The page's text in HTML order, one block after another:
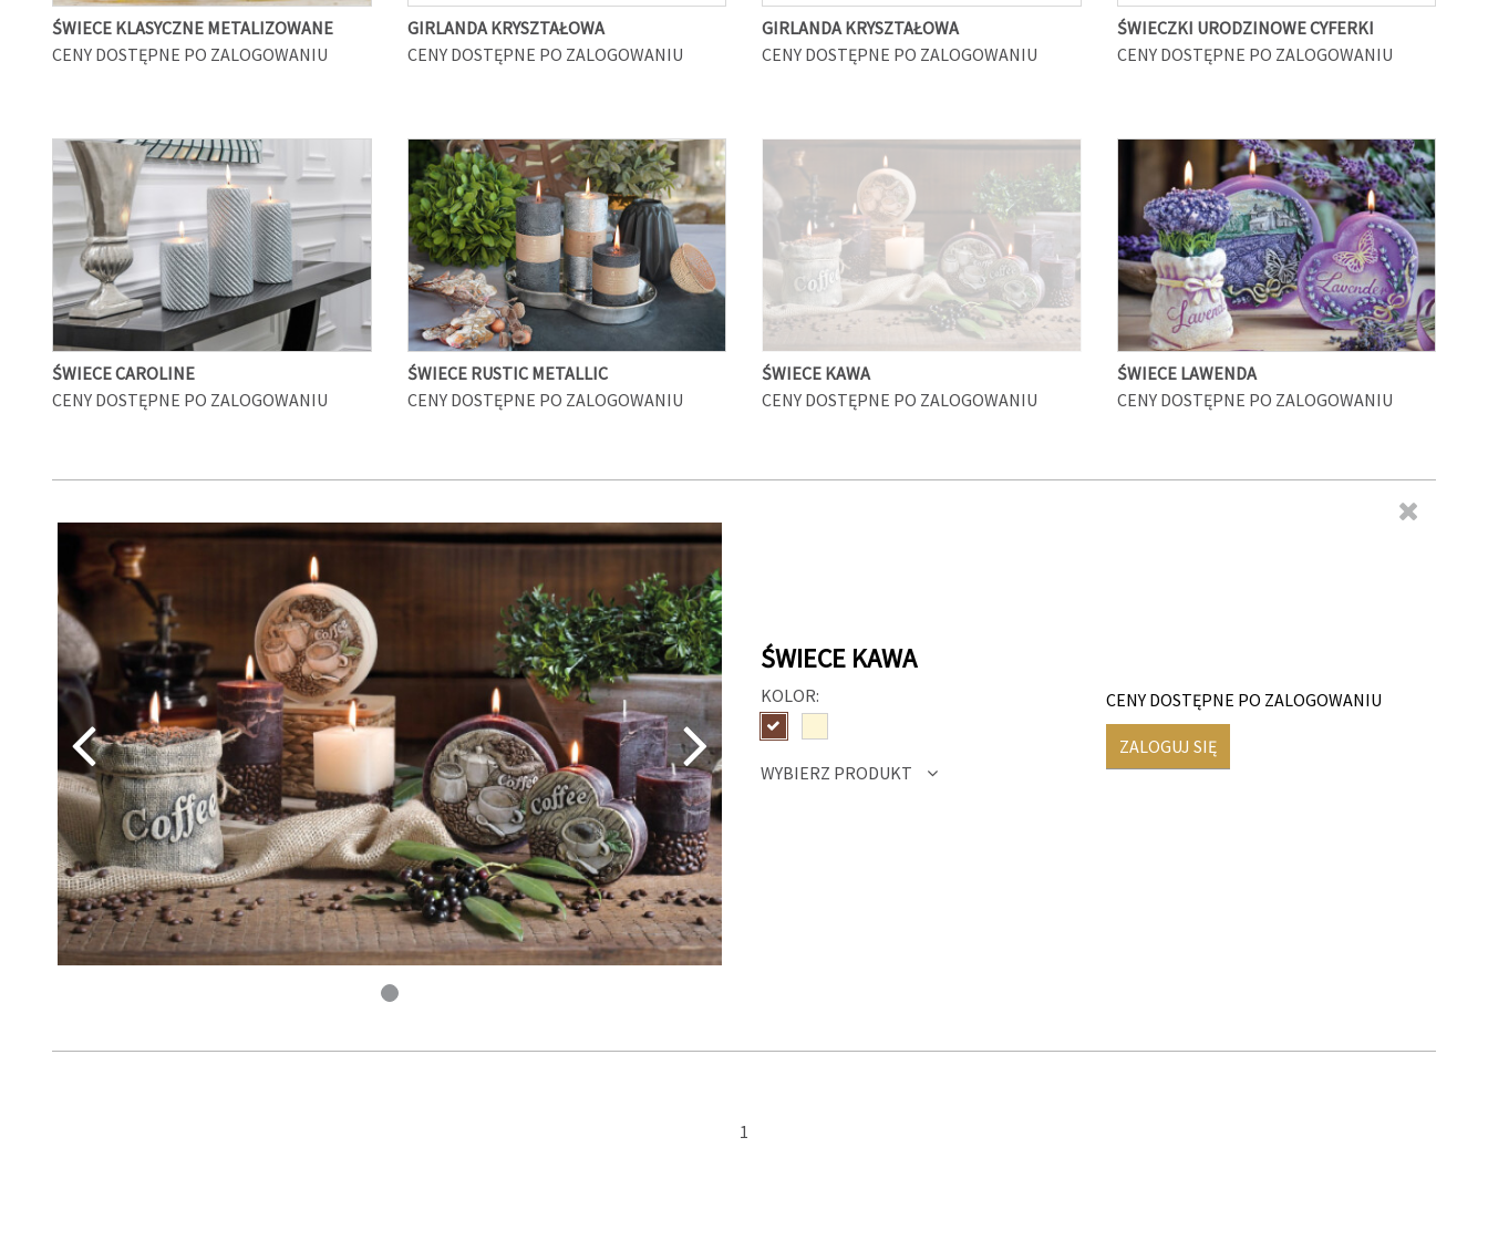
ŚWIECE KLASYCZNE METALIZOWANE
CENY DOSTĘPNE PO ZALOGOWANIU
GIRLANDA KRYSZTAŁOWA
CENY DOSTĘPNE PO ZALOGOWANIU
GIRLANDA KRYSZTAŁOWA
CENY DOSTĘPNE PO ZALOGOWANIU
ŚWIECZKI URODZINOWE CYFERKI
CENY DOSTĘPNE PO ZALOGOWANIU
ŚWIECE CAROLINE
CENY DOSTĘPNE PO ZALOGOWANIU
ŚWIECE RUSTIC METALLIC
CENY DOSTĘPNE PO ZALOGOWANIU
ŚWIECE KAWA
CENY DOSTĘPNE PO ZALOGOWANIU
ŚWIECE KAWA
KOLOR:
WYBIERZ PRODUKT
CENY DOSTĘPNE PO ZALOGOWANIU
ZALOGUJ SIĘ
ŚWIECE LAWENDA
CENY DOSTĘPNE PO ZALOGOWANIU
1